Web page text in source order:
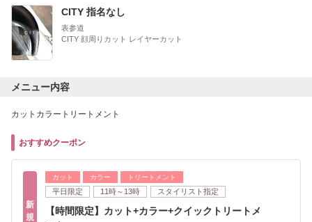
CITY 指名なし
表参道
CITY 顔周りカット レイヤーカット
メニュー内容
カットカラートリートメント
おすすめクーポン
新
規
カット カラー トリートメント
平日限定 11時～13時 スタイリスト指定
【時間限定】カット+カラー+クイックトリートメ